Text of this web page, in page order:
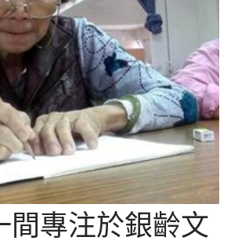
間專注於銀齡文